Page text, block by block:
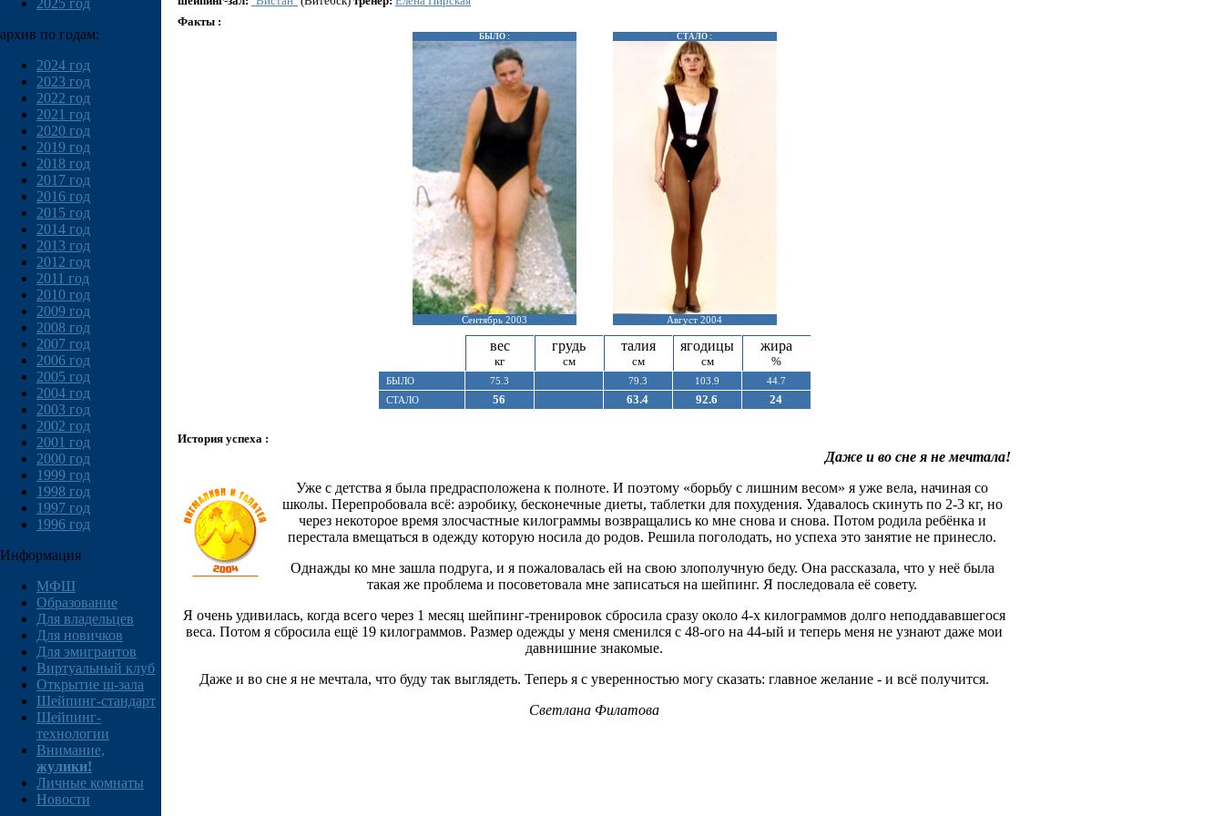
2025 год
архив по годам:
2024 год
2023 год
2022 год
2021 год
2020 год
2019 год
2018 год
2017 год
2016 год
2015 год
2014 год
2013 год
2012 год
2011 год
2010 год
2009 год
2008 год
2007 год
2006 год
2005 год
2004 год
2003 год
2002 год
2001 год
2000 год
1999 год
1998 год
1997 год
1996 год
Информация
МФШ
Образование
Для владельцев
Для новичков
Для эмигрантов
Виртуальный клуб
Открытие ш-зала
Шейпинг-стандарт
Шейпинг-
технологии
Внимание,
жулики!
Личные комнаты
Новости
Факты :
БЫЛО :
Сентябрь 2003
СТАЛО :
Август 2004
вес
кг
грудь
см
талия
см
ягодицы
см
жира
%
БЫЛО 75.3 79.3 103.9
44.7
СТАЛО
56 63.4 92.6 24
История успеха :
Даже и во сне я не мечтала!
Уже с детства я была предрасположена к полноте. И поэтому «борьбу с лишним весом» я уже вела, начиная со
школы. Перепробовала всё: аэробику, бесконечные диеты, таблетки для похудения. Удавалось скинуть по 2-3 кг, но
через некоторое время злосчастные килограммы возвращались ко мне снова и снова. Потом родила ребёнка и
перестала вмещаться в одежду которую носила до родов. Решила поголодать, но успеха это занятие не принесло.
Однажды ко мне зашла подруга, и я пожаловалась ей на свою злополучную беду. Она рассказала, что у неё была
такая же проблема и посоветовала мне записаться на шейпинг. Я последовала её совету.
Я очень удивилась, когда всего через 1 месяц шейпинг-тренировок сбросила сразу около 4-х килограммов долго неподдававшегося
веса. Потом я сбросила ещё 19 килограммов. Размер одежды у меня сменился с 48-ого на 44-ый и теперь меня не узнают даже мои
давнишние знакомые.
Даже и во сне я не мечтала, что буду так выглядеть. Теперь я с уверенностью могу сказать: главное желание - и всё получится.
Светлана Филатова